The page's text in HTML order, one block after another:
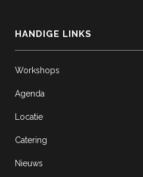
HANDIGE LINKS
Workshops
Agenda
Locatie
Catering
Nieuws